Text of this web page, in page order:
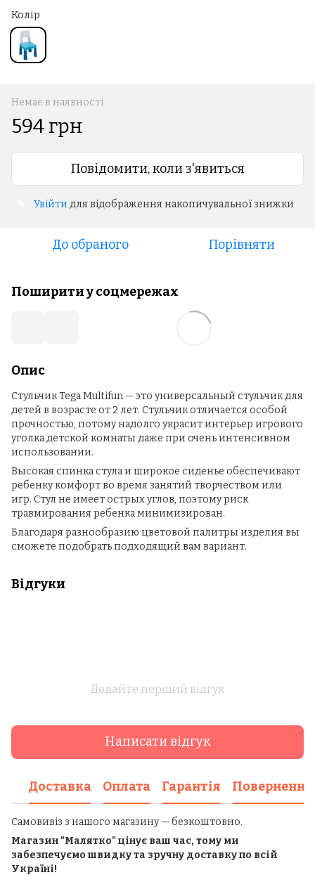
Колір
Немає в наявності
594 грн
Повідомити, коли з'явиться
Увійти для відображення накопичувальної знижки
До обраного Порівняти
Поширити у соцмережах
Опис
Стульчик Tega Multifun — это универсальный стульчик для
детей в возрасте от 2 лет. Стульчик отличается особой
прочностью, потому надолго украсит интерьер игрового
уголка детской комнаты даже при очень интенсивном
использовании.
Высокая спинка стула и широкое сиденье обеспечивают
ребенку комфорт во время занятий творчеством или
игр. Стул не имеет острых углов, поэтому риск
травмирования ребенка минимизирован.
Благодаря разнообразию цветовой палитры изделия вы
сможете подобрать подходящий вам вариант.
Відгуки
Додайте перший відгук
Написати відгук
Доставка Оплата Гарантія Повернення
Самовивіз з нашого магазину — безкоштовно.
Магазин "Малятко" цінує ваш час, тому ми
забезпечуємо швидку та зручну доставку по всій
Україні!